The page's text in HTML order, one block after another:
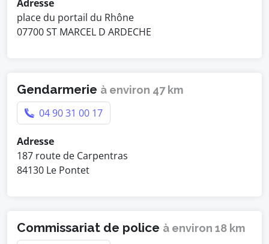
Adresse
place du portail du Rhône
07700 ST MARCEL D ARDECHE
Gendarmerie à environ 47 km
04 90 31 00 17
Adresse
187 route de Carpentras
84130 Le Pontet
Commissariat de police à environ 18 km